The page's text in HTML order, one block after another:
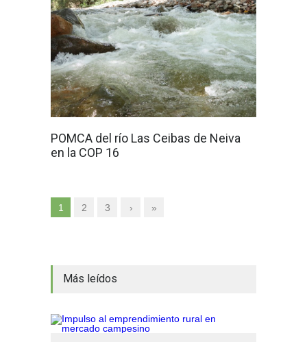
POMCA del río Las Ceibas de Neiva
en la COP 16
1 2 3 › »
Más leídos